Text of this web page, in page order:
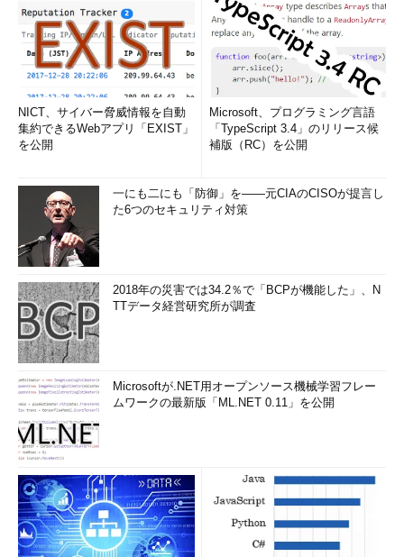
NICT、サイバー脅威情報を自動
集約できるWebアプリ「EXIST」
を公開
Microsoft、プログラミング言語
「TypeScript 3.4」のリリース候
補版（RC）を公開
一にも二にも「防御」を――元CIAのCISOが提言し
た6つのセキュリティ対策
2018年の災害では34.2％で「BCPが機能した」、N
TTデータ経営研究所が調査
Microsoftが.NET用オープンソース機械学習フレー
ムワークの最新版「ML.NET 0.11」を公開